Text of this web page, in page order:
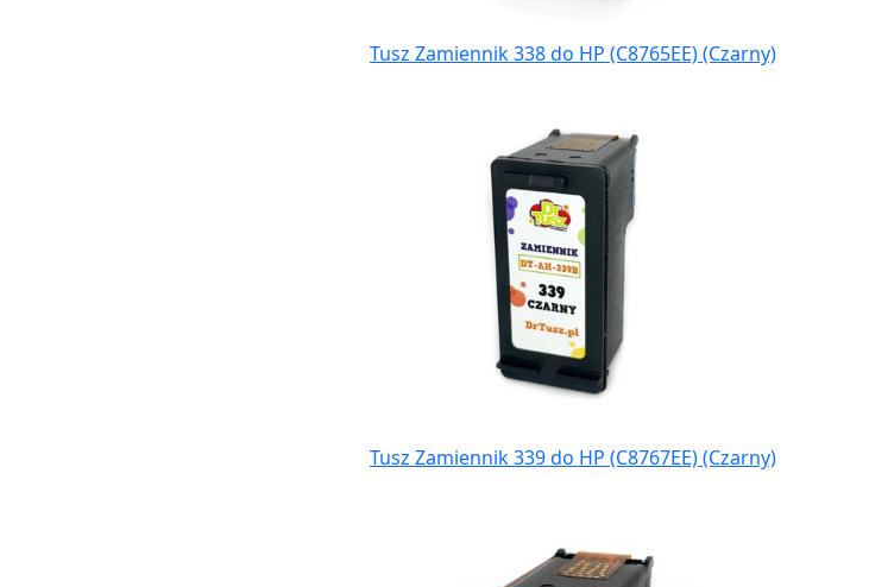
Tusz Zamiennik 338 do HP (C8765EE) (Czarny)
Tusz Zamiennik 339 do HP (C8767EE) (Czarny)